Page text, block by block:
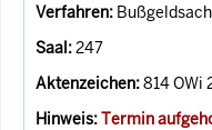
247
814 OWi
Termin